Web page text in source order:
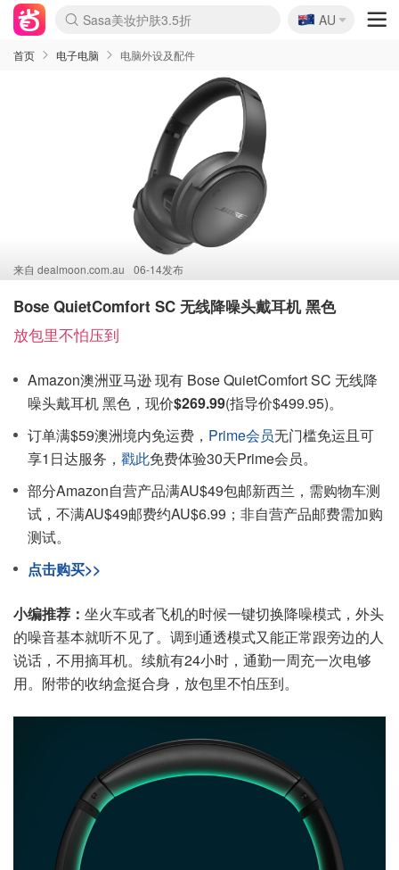
lululemon折扣上新
Sasa美妆护肤3.5折
SSENSE年中2.5折
FreshBeauty好价汇总
Cettire降价+叠9折
WWS Coles超市实拍
viagogo二手票捡漏
Myer折扣汇总
The Outnet奢牌1折起
David Jones 3折起
Flannels大牌1折
Perfumes Club护肤1折
AMIRO面罩$251
Amazon折扣汇总
eToro入金$200送$50
Amazon数码好物
ICONIC本周7.5折
ThedoubleF高奢地板价
Moose Knuckles 6折
EUFY摄像头$98
Selenichast首饰2折
Trip机票酒店促销
YSL送5件彩妆礼
Amazon家居好物
Amazon美妆护肤
雅漾大喷$8
过敏原检测盒$33
科颜氏高保湿面霜$29
SEALIFE海洋馆门票6折
丝塔芙大白罐$16
订阅Newsletter送香薰
Cult Beauty 6.8折
Harrods圣诞日历$525
LN-CC奢牌私促3折
d'Alba空姐喷雾$16
EVE LOM套装£56
Bernardelli独家4折
Adore Beauty 6折起
CT圣诞日历
Mytheresa奢品2.7折
Luxury Escapes 9折
Currentbody美容仪$881
MOON Garden Live
Roborock扫地机$649
Tingo Life水杯$24
Valentino官网5折
CR洗护套装$23
修丽可4件套$159
GANNI官网4.5折
Stylevana韩妆4折
Tessabit高奢8.5折
OGX洗发水$11
Amazon阿德莱德次日达
卡诗8.5折+赠礼
Philips Hue灯具8折
La Mer送8件礼值$529
🇦🇺
AU
首页 电子电脑 电脑外设及配件
来自 dealmoon.com.au 06-14发布
Bose QuietComfort SC 无线降噪头戴耳机 黑色
放包里不怕压到
Amazon澳洲亚马逊 现有 Bose QuietComfort SC 无线降
噪头戴耳机 黑色，现价$269.99(指导价$499.95)。
订单满$59澳洲境内免运费， Prime会员无门槛免运且可
享1日达服务， 戳此免费体验30天Prime会员。
部分Amazon自营产品满AU$49包邮新西兰，需购物车测
试，不满AU$49邮费约AU$6.99；非自营产品邮费需加购
测试。
点击购买>>
小编推荐： 坐火车或者飞机的时候一键切换降噪模式，外头
的噪音基本就听不见了。调到通透模式又能正常跟旁边的人
说话，不用摘耳机。续航有24小时，通勤一周充一次电够
用。附带的收纳盒挺合身，放包里不怕压到。